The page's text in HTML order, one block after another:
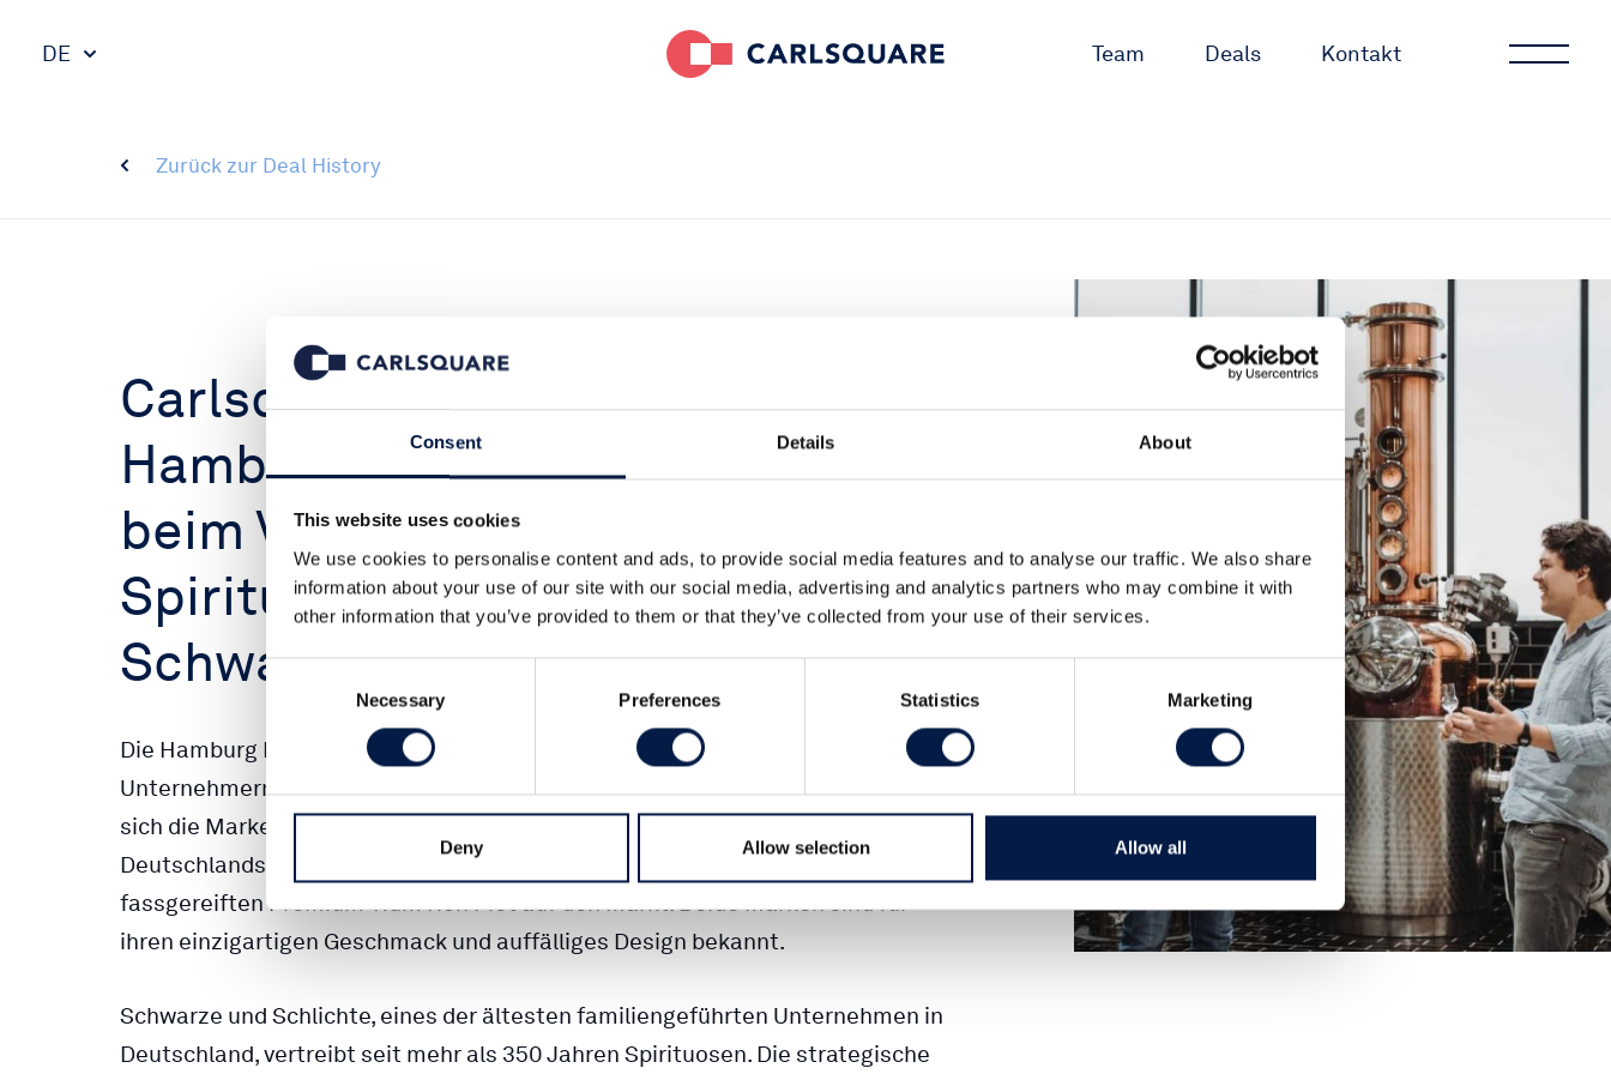
Consent Details About
This website uses cookies
We use cookies to personalise content and ads, to provide social media features and to analyse our traffic. We also share
information about your use of our site with our social media, advertising and analytics partners who may combine it with
other information that you’ve provided to them or that they’ve collected from your use of their services.
Consent
Necessary Preferences Statistics Marketing
Deny Allow selection Allow all
DE Team Deals Kontakt
Zurück zur Deal History
Carlsquare hat die Gründer der
Hamburg Distilling Company
beim Verkauf an das
Spirituosenunternehmen
Schwarze und Schlichte beraten
Die Hamburg Distilling Company (HDC) wurde 2017 von den beiden Hamburger
Unternehmern Martin Spieker und Kaspar Hagedorn gegründet. Seitdem hat
sich die Marke Knut Hansen Dry Gin schnell als eine der führenden Gin-Marken
Deutschlands etabliert. 2020 brachte das Unternehmen zudem den
fassgereiften Premium-Rum Ron Piet auf den Markt. Beide Marken sind für
ihren einzigartigen Geschmack und auffälliges Design bekannt.
Schwarze und Schlichte, eines der ältesten familiengeführten Unternehmen in
Deutschland, vertreibt seit mehr als 350 Jahren Spirituosen. Die strategische